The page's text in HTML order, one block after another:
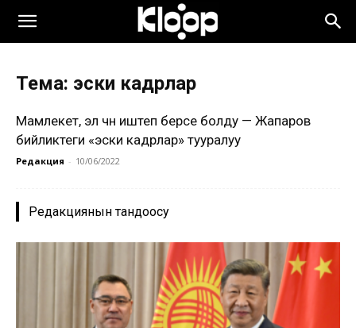
Тема: эски кадрлар
Мамлекет, эл үчүн иштеп берсе болду — Жапаров
бийликтеги «эски кадрлар» тууралуу
Редакция - 10/06/2022
Редакциянын тандоосу